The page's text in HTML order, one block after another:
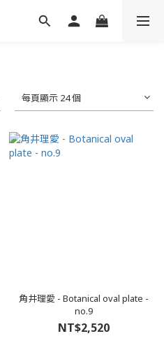
每頁顯示 24 個
角井理愛 - Botanical oval plate -
no.9
NT$2,520